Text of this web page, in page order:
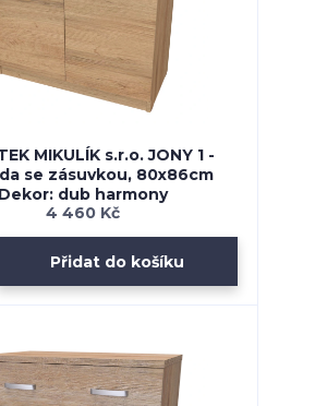
MIKULÍK s.r.o. JONY 1 -
se zásuvkou, 80x86cm
Dekor: dub harmony
4 460 Kč
Přidat do košíku